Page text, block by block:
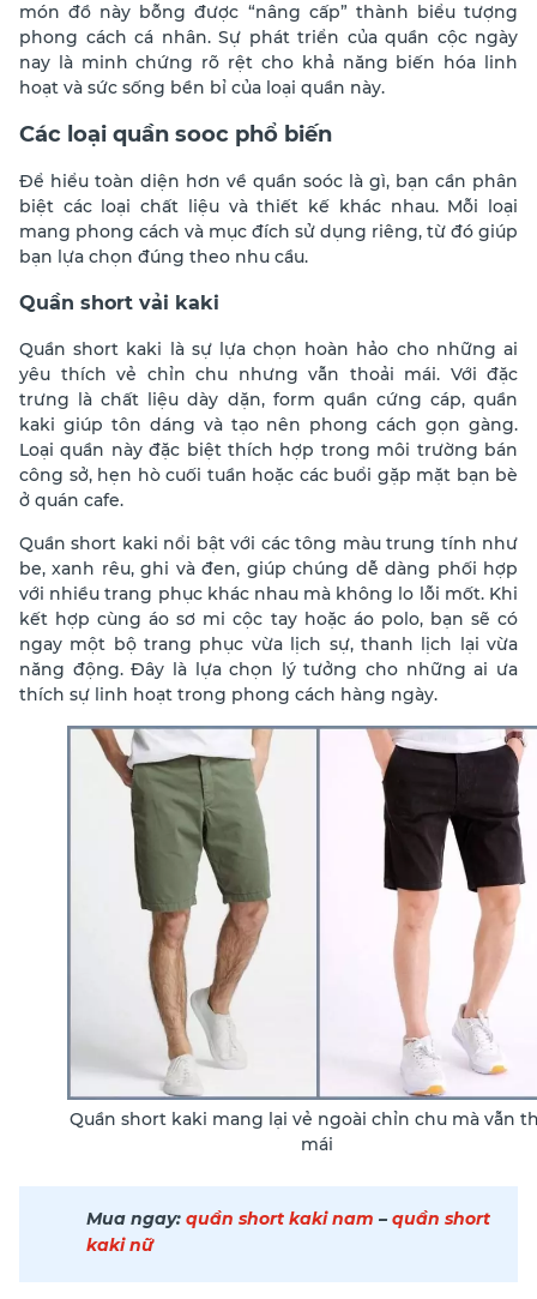
món đồ này bỗng được “nâng cấp” thành biểu tượng
phong cách cá nhân. Sự phát triển của quần cộc ngày
nay là minh chứng rõ rệt cho khả năng biến hóa linh
hoạt và sức sống bền bỉ của loại quần này.
Các loại quần sooc phổ biến
Để hiểu toàn diện hơn về quần soóc là gì, bạn cần phân
biệt các loại chất liệu và thiết kế khác nhau. Mỗi loại
mang phong cách và mục đích sử dụng riêng, từ đó giúp
bạn lựa chọn đúng theo nhu cầu.
Quần short vải kaki
Quần short kaki là sự lựa chọn hoàn hảo cho những ai
yêu thích vẻ chỉn chu nhưng vẫn thoải mái. Với đặc
trưng là chất liệu dày dặn, form quần cứng cáp, quần
kaki giúp tôn dáng và tạo nên phong cách gọn gàng.
Loại quần này đặc biệt thích hợp trong môi trường bán
công sở, hẹn hò cuối tuần hoặc các buổi gặp mặt bạn bè
ở quán cafe.
Quần short kaki nổi bật với các tông màu trung tính như
be, xanh rêu, ghi và đen, giúp chúng dễ dàng phối hợp
với nhiều trang phục khác nhau mà không lo lỗi mốt. Khi
kết hợp cùng áo sơ mi cộc tay hoặc áo polo, bạn sẽ có
ngay một bộ trang phục vừa lịch sự, thanh lịch lại vừa
năng động. Đây là lựa chọn lý tưởng cho những ai ưa
thích sự linh hoạt trong phong cách hàng ngày.
Quần short kaki mang lại vẻ ngoài chỉn chu mà vẫn
mái
Mua ngay: quần short kaki nam – quần short
kaki nữ